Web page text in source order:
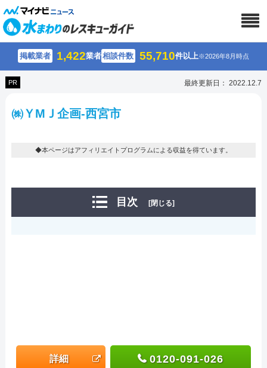
掲載業者 1,422業者相談件数 55,710件以上※2026年8月時点
PR 最終更新日： 2022.12.7
㈱ＹMＪ企画-西宮市
◆本ページはアフィリエイトプログラムによる収益を得ています。
目次 [閉じる]
詳細 0120-091-026